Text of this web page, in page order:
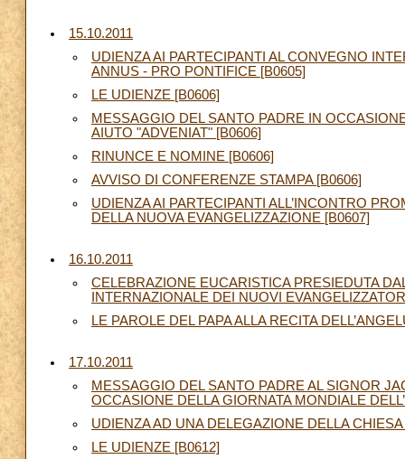
15.10.2011
UDIENZA AI PARTECIPANTI AL CONVEGNO
ANNUS - PRO PONTIFICE [B0605]
LE UDIENZE [B0606]
MESSAGGIO DEL SANTO PADRE IN
AIUTO "ADVENIAT" [B0606]
RINUNCE E NOMINE [B0606]
AVVISO DI CONFERENZE STAMPA [B0606]
UDIENZA AI PARTECIPANTI ALL’INCONTRO
DELLA NUOVA EVANGELIZZAZIONE [B0607]
16.10.2011
CELEBRAZIONE EUCARISTICA PRESIEDUTA
INTERNAZIONALE DEI NUOVI
LE PAROLE DEL PAPA ALLA RECITA
17.10.2011
MESSAGGIO DEL SANTO PADRE AL SIGNOR
OCCASIONE DELLA GIORNATA MONDIALE
UDIENZA AD UNA DELEGAZIONE DELLA
LE UDIENZE [B0612]